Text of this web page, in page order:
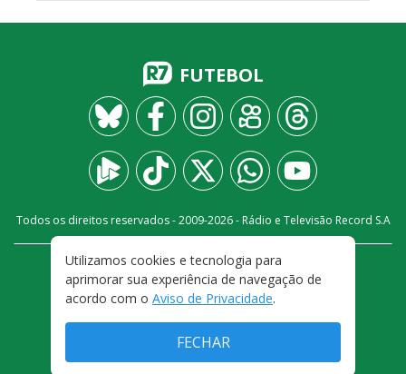
FUTEBOL
Todos os direitos reservados - 2009-2026- Rádio e Televisão Record S.A
FALE CONOSCO
PRIVACIDADE
TERMOS E CONDIÇÕES DE USO
Utilizamos cookies e tecnologia para
aprimorar sua experiência de navegação de
acordo com o Aviso de Privacidade.
FECHAR